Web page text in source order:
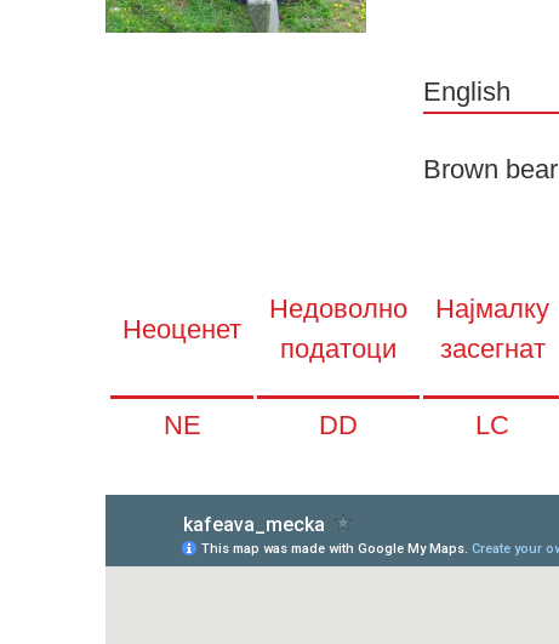
English
Brown bear
Неоценет
Недоволно
податоци
Најмалку
засегнат
NE DD LC